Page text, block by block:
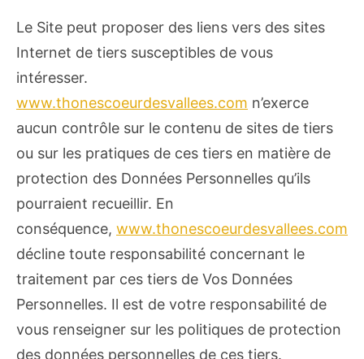
Le Site peut proposer des liens vers des sites
Internet de tiers susceptibles de vous
intéresser.
www.thonescoeurdesvallees.com n’exerce
aucun contrôle sur le contenu de sites de tiers
ou sur les pratiques de ces tiers en matière de
protection des Données Personnelles qu’ils
pourraient recueillir. En
conséquence, www.thonescoeurdesvallees.com
décline toute responsabilité concernant le
traitement par ces tiers de Vos Données
Personnelles. Il est de votre responsabilité de
vous renseigner sur les politiques de protection
des données personnelles de ces tiers.